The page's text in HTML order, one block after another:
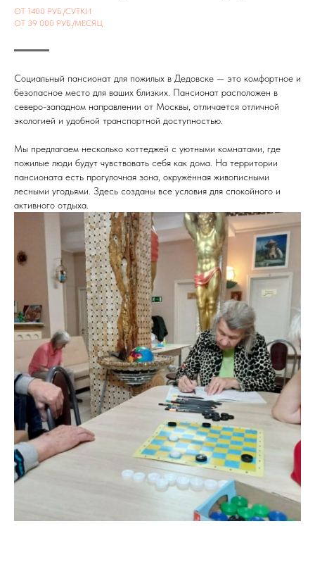
ОТ 1400 РУБ./СУТКИ
ОТ 39 000 РУБ./МЕСЯЦ
Социальный пансионат для пожилых в Дедовске — это комфортное и
безопасное место для ваших близких. Пансионат расположен в
северо-западном направлении от Москвы, отличается отличной
экологией и удобной транспортной доступностью.
Мы предлагаем несколько коттеджей с уютными комнатами, где
пожилые люди будут чувствовать себя как дома. На территории
пансионата есть прогулочная зона, окружённая живописными
лесными угодьями. Здесь созданы все условия для спокойного и
активного отдыха.